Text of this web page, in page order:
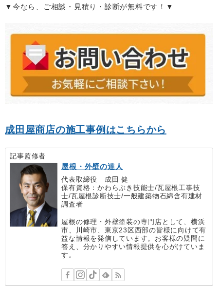
▼今なら、ご相談・見積り・診断が無料です！▼
成田屋商店の施工事例はこちらから
記事監修者
屋根・外壁の達人
代表取締役 成田 健
保有資格：かわらぶき技能士/瓦屋根工事技
士/瓦屋根診断技士/一般建築物石綿含有建材
調査者
屋根の修理・外壁塗装の専門店として、横浜
市、川崎市、東京23区西部の皆様に向けて有
益な情報を発信しています。お客様の疑問に
答え、分かりやすい情報提供を心がけていま
す。